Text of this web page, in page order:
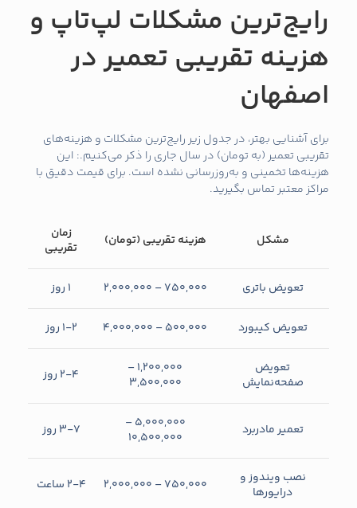
رایج‌ترین مشکلات لپ‌تاپ و
هزینه تقریبی تعمیر در
اصفهان
برای آشنایی بهتر، در جدول زیر رایج‌ترین مشکلات و هزینه‌های
تقریبی تعمیر (به تومان) در سال جاری را ذکر می‌کنیم.: این
هزینه‌ها تخمینی و به‌روزرسانی نشده است. برای قیمت دقیق با
مراکز معتبر تماس بگیرید.
مشکل هزینه تقریبی (تومان)
زمان
تقریبی
تعویض باتری 75۰,۰۰۰ – 2,0۰۰,۰۰۰ ۱ روز
تعویض کیبورد 5۰۰,۰۰۰ – 4,0۰۰,۰۰۰ ۱-۲ روز
تعویض
صفحه‌نمایش
۱,۲۰۰,۰۰۰ –
3,۵۰۰,۰۰۰
۲-۴ روز
تعمیر مادربرد
۵,۰0۰,۰۰۰ –
10,۵۰۰,۰۰۰
۳-۷ روز
نصب ویندوز و
درایورها
75۰,۰۰۰ – 2,0۰۰,۰۰۰ ۲-۴ ساعت